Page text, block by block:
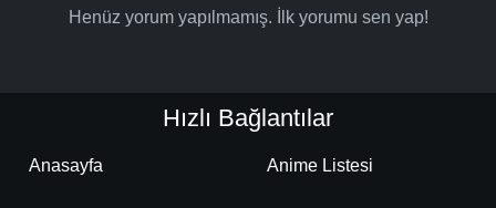
Henüz yorum yapılmamış. İlk yorumu sen yap!
Hızlı Bağlantılar
Anasayfa Anime Listesi